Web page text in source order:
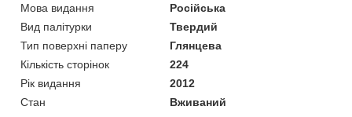
Мова видання
Російська
Вид палітурки
Твердий
Тип поверхні паперу
Глянцева
Кількість сторінок
224
Рік видання
2012
Стан
Вживаний